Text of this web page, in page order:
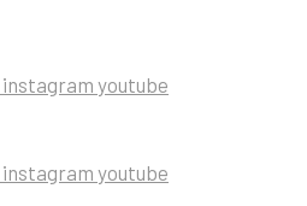
instagram youtube
instagram youtube